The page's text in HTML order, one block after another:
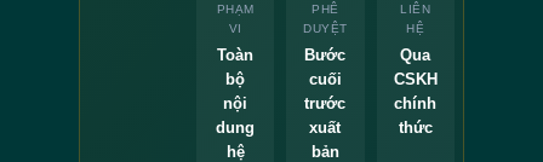
PHẠM
VI
Toàn
bộ
nội
dung
hệ
PHÊ
DUYỆT
Bước
cuối
trước
xuất
bản
LIÊN
HỆ
Qua
CSKH
chính
thức